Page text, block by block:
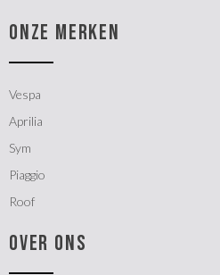
ONZE MERKEN
Vespa
Aprilia
Sym
Piaggio
Roof
OVER ONS